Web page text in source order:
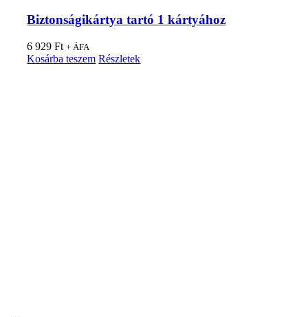
Biztonságikártya tartó 1 kártyához
6 929Ft + ÁFA
Kosárba teszem Részletek